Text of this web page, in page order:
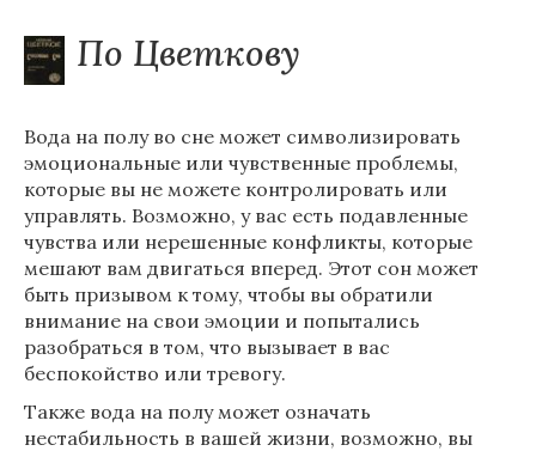
По Цветкову
Вода на полу во сне может символизировать
эмоциональные или чувственные проблемы,
которые вы не можете контролировать или
управлять. Возможно, у вас есть подавленные
чувства или нерешенные конфликты, которые
мешают вам двигаться вперед. Этот сон может
быть призывом к тому, чтобы вы обратили
внимание на свои эмоции и попытались
разобраться в том, что вызывает в вас
беспокойство или тревогу.
Также вода на полу может означать
нестабильность в вашей жизни, возможно, вы